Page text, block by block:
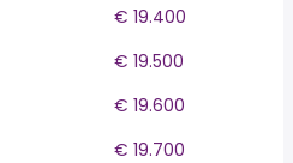
€ 19.400
€ 19.500
€ 19.600
€ 19.700